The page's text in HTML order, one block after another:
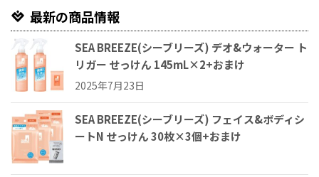
最新の商品情報
SEA BREEZE(シーブリーズ) デオ&ウォーター ト
リガー せっけん 145mL×2+おまけ
2025年7月23日
SEA BREEZE(シーブリーズ) フェイス&ボディシ
ートN せっけん 30枚×3個+おまけ